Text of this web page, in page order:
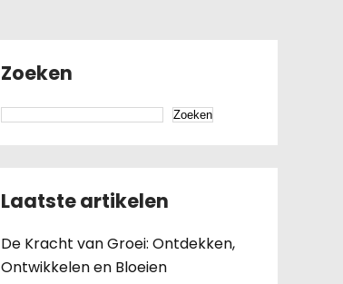
Zoeken
Zoeken
Laatste artikelen
De Kracht van Groei: Ontdekken,
Ontwikkelen en Bloeien